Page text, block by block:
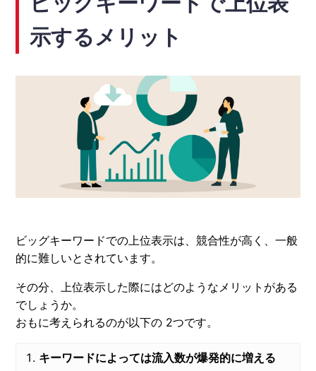
示するメリット
ビッグキーワードでの上位表示は、競合性が高く、一般
的に難しいとされています。
その分、上位表示した際にはどのようなメリットがある
でしょうか。
おもに考えられるのが以下の 2つです。
キーワードによっては流入数が爆発的に増える